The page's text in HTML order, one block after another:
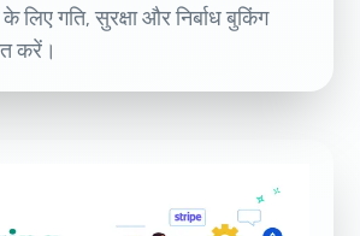
लिए गति, सुरक्षा और निर्बाध बुकिंग
करें।